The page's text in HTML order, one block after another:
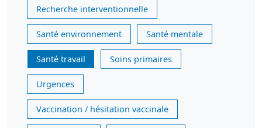
Recherche interventionnelle
Santé environnement Santé mentale
Santé travail Soins primaires
Urgences
Vaccination / hésitation vaccinale